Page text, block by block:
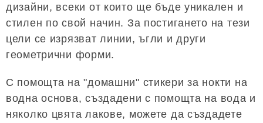
дизайни, всеки от които ще бъде уникален и
стилен по свой начин. За постигането на тези
цели се изрязват линии, ъгли и други
геометрични форми.
С помощта на "домашни" стикери за нокти на
водна основа, създадени с помощта на вода и
няколко цвята лакове, можете да създадете